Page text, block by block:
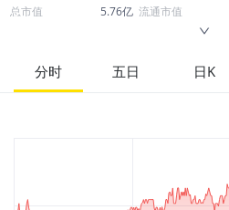
总市值
5.76亿 流通市值
52周最高
8.71
股息
分时 五日 日K